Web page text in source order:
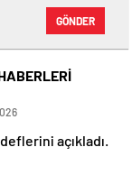
GÖNDER
açıkladı.